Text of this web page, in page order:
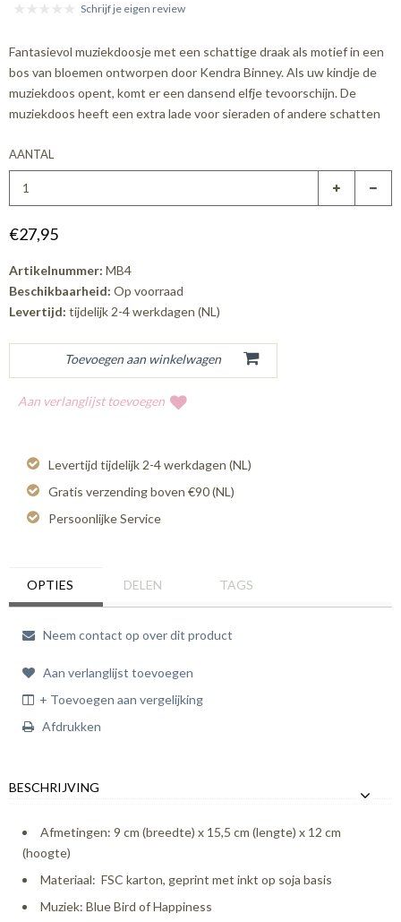
Schrijf je eigen review
Fantasievol muziekdoosje met een schattige draak als motief in een
bos van bloemen ontworpen door Kendra Binney. Als uw kindje de
muziekdoos opent, komt er een dansend elfje tevoorschijn. De
muziekdoos heeft een extra lade voor sieraden of andere schatten
AANTAL
€27,95
Artikelnummer: MB4
Beschikbaarheid: Op voorraad
Levertijd: tijdelijk 2-4 werkdagen (NL)
Aan verlanglijst toevoegen
Levertijd tijdelijk 2-4 werkdagen (NL)
Gratis verzending boven €90 (NL)
Persoonlijke Service
OPTIES DELEN TAGS
Neem contact op over dit product
Aan verlanglijst toevoegen
+ Toevoegen aan vergelijking
Afdrukken
BESCHRIJVING
Afmetingen: 9 cm (breedte) x 15,5 cm (lengte) x 12 cm
(hoogte)
Materiaal: FSC karton, geprint met inkt op soja basis
Muziek: Blue Bird of Happiness